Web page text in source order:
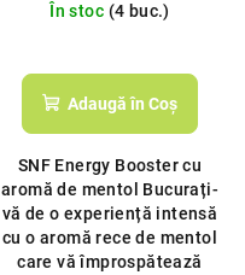
În stoc (4 buc.)
Adaugă în Coş
SNF Energy Booster cu
aromă de mentol Bucurați-
vă de o experiență intensă
cu o aromă rece de mentol
care vă împrospătează